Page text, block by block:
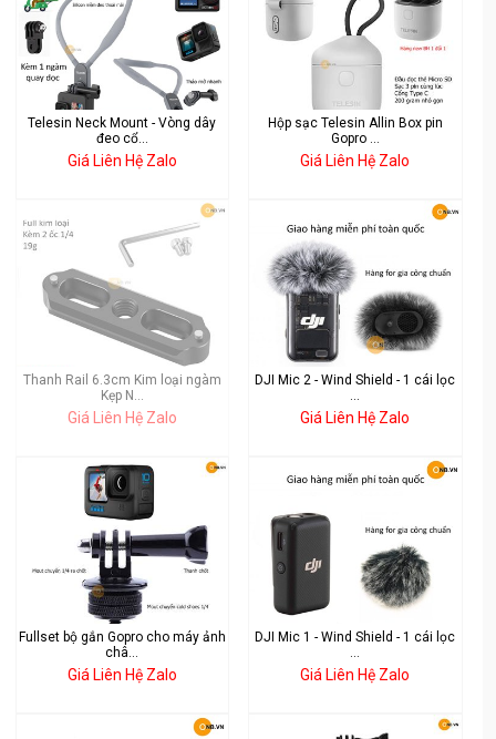
Telesin Neck Mount - Vòng dây
đeo cổ...
Giá Liên Hệ Zalo
Hộp sạc Telesin Allin Box pin
Gopro ...
Giá Liên Hệ Zalo
Thanh Rail 6.3cm Kim loại ngàm
Kẹp N...
Giá Liên Hệ Zalo
DJI Mic 2 - Wind Shield - 1 cái lọc
Giá Liên Hệ Zalo
Fullset bộ gắn Gopro cho máy ảnh
châ...
Giá Liên Hệ Zalo
DJI Mic 1 - Wind Shield - 1 cái lọc
Giá Liên Hệ Zalo